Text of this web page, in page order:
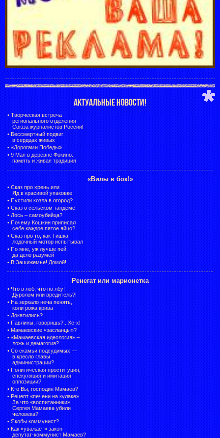
АКТУАЛЬНЫЕ НОВОСТИ!
• Творческая встреча
регионального отделения
Союза журналистов России!
• Бессмертный подвиг
в сердцах живых
• «Дорогами Победы»
• 9 Мая в деревне Фокино:
память и живая традиция
«Вилы в бок!»
• Сказ про хрень или
Яд в красивой упаковке
• Пустили козла в огород?
• Сказ о сельском тандеме
• Лось – самоубийца?
• Почему Кошкин приписал
себе каждое пятое яйцо?
• Сказ про то, как Тишка
лодочный мотор испытывал
• По мне, уж лучше пей,
да дело разумей
• В Зашижемье! Домой!
Ренегат или марионетка
• Что в лоб, что по лбу!
Дуролом или вредитель?!
• На зеркало неча пенять,
коли рожа крива
• Докатились?
• Павлины, говоришь?.. Хе-х!
• Мамаевские «засланцы»?
• «Мамаевская идеология» –
ложь и демагогия?
• Со скамьи подсудимых —
в кресло главы
администрации?
• Политическая проституция,
спекуляция и имитация
оппозиции?
• Кто Вы, господин Мамаев?
• Рецепт «печени на кулаке».
За что «воспитанники»
Сергея Мамаева убили
человека?
• Якобы коммунист?
• Как «уважает» закон
депутат-коммунист Мамаев?